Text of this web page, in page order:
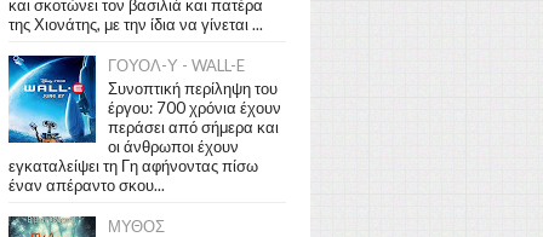
και σκοτώνει τον βασιλιά και πατέρα
της Χιονάτης, με την ίδια να γίνεται ...
ΓΟΥΟΛ-Υ - WALL-E
Συνοπτική περίληψη του
έργου: 700 χρόνια έχουν
περάσει από σήμερα και
οι άνθρωποι έχουν
εγκαταλείψει τη Γη αφήνοντας πίσω
έναν απέραντο σκου...
ΜΥΘΟΣ